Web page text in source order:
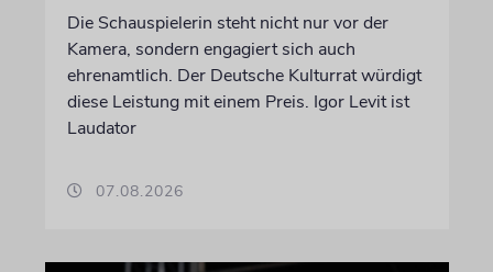
Die Schauspielerin steht nicht nur vor der
Kamera, sondern engagiert sich auch
ehrenamtlich. Der Deutsche Kulturrat würdigt
diese Leistung mit einem Preis. Igor Levit ist
Laudator
07.08.2026